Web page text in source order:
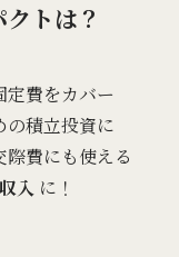
トは？
費をカバー
の積立投資に
費にも使える
入 に！